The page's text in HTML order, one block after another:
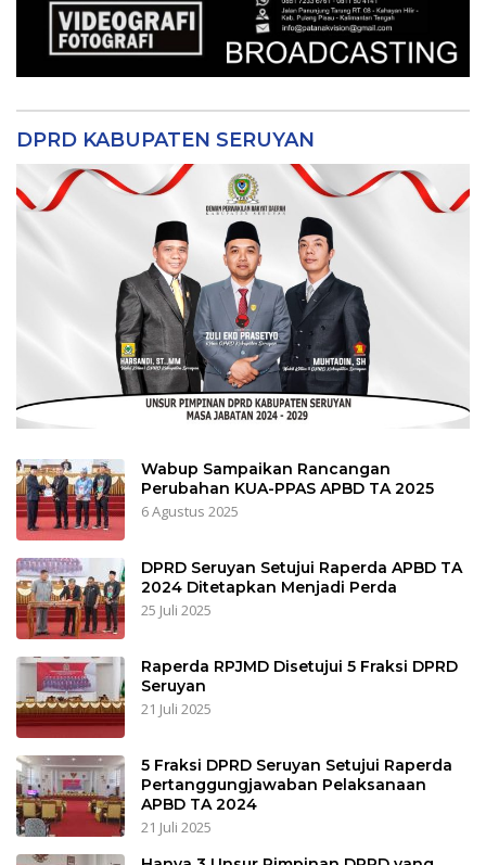
DPRD KABUPATEN SERUYAN
Wabup Sampaikan Rancangan
Perubahan KUA-PPAS APBD TA 2025
6 Agustus 2025
DPRD Seruyan Setujui Raperda APBD TA
2024 Ditetapkan Menjadi Perda
25 Juli 2025
Raperda RPJMD Disetujui 5 Fraksi DPRD
Seruyan
21 Juli 2025
5 Fraksi DPRD Seruyan Setujui Raperda
Pertanggungjawaban Pelaksanaan
APBD TA 2024
21 Juli 2025